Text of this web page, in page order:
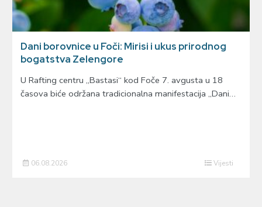
Dani borovnice u Foči: Mirisi i ukus prirodnog
bogatstva Zelengore
U Rafting centru „Bastasi“ kod Foče 7. avgusta u 18
časova biće održana tradicionalna manifestacija „Dani…
06.08.2026 Vijesti